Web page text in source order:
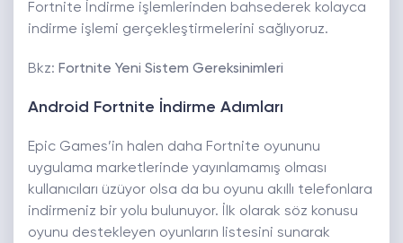
Fortnite İndirme işlemlerinden bahsederek kolayca
indirme işlemi gerçekleştirmelerini sağlıyoruz.
Bkz: Fortnite Yeni Sistem Gereksinimleri
Android Fortnite İndirme Adımları
Epic Games’in halen daha Fortnite oyununu
uygulama marketlerinde yayınlamamış olması
kullanıcıları üzüyor olsa da bu oyunu akıllı telefonlara
indirmeniz bir yolu bulunuyor. İlk olarak söz konusu
oyunu destekleyen oyunların listesini sunarak